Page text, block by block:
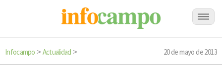
Infocampo > Actualidad > 20 de mayo de 2013